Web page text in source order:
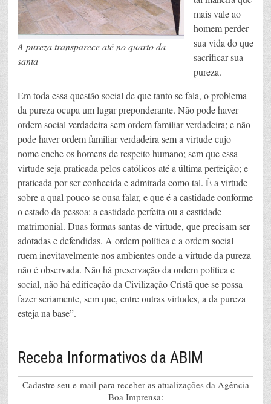
A pureza transparece até no quarto da
santa
mais vale ao
homem perder
sua vida do que
sacrificar sua
pureza.
Em toda essa questão social de que tanto se fala, o problema
da pureza ocupa um lugar preponderante. Não pode haver
ordem social verdadeira sem ordem familiar verdadeira; e não
pode haver ordem familiar verdadeira sem a virtude cujo
nome enche os homens de respeito humano; sem que essa
virtude seja praticada pelos católicos até a última perfeição; e
praticada por ser conhecida e admirada como tal. É a virtude
sobre a qual pouco se ousa falar, e que é a castidade conforme
o estado da pessoa: a castidade perfeita ou a castidade
matrimonial. Duas formas santas de virtude, que precisam ser
adotadas e defendidas. A ordem política e a ordem social
ruem inevitavelmente nos ambientes onde a virtude da pureza
não é observada. Não há preservação da ordem política e
social, não há edificação da Civilização Cristã que se possa
fazer seriamente, sem que, entre outras virtudes, a da pureza
esteja na base”.
Receba Informativos da ABIM
Cadastre seu e-mail para receber as atualizações da Agência
Boa Imprensa: